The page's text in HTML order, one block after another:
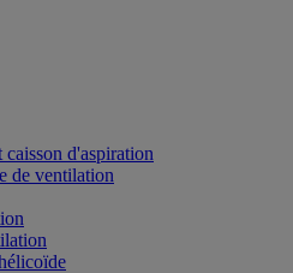
caisson d'aspiration
de ventilation